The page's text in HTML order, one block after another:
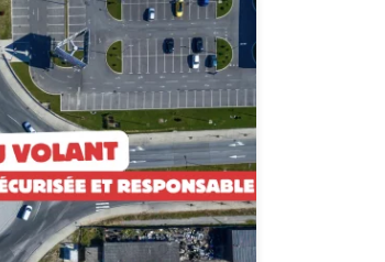
et Responsable La conduite
un engagement envers la sécurité,
Parmi ces règles cruciales se
[…]